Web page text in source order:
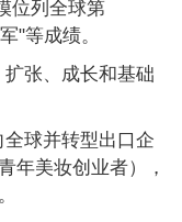
位列全球第
"等成绩。
张、成长和基础
球并转型出口企
年美妆创业者），